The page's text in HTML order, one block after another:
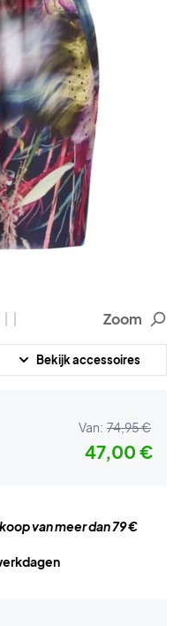
Zoom
Bekijk accessoires
Van: 74,95 €
47,00 €
van meer dan 79 €